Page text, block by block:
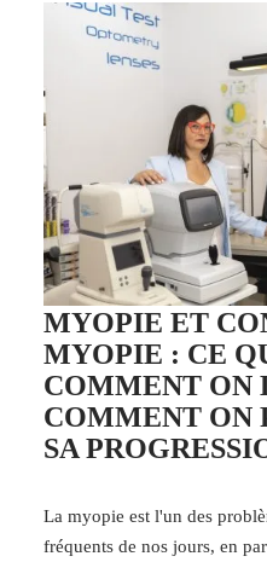
MYOPIE ET
MYOPIE : CE
COMMENT ON
COMMENT ON
SA
La myopie est l'un des
fréquents de nos jours, en